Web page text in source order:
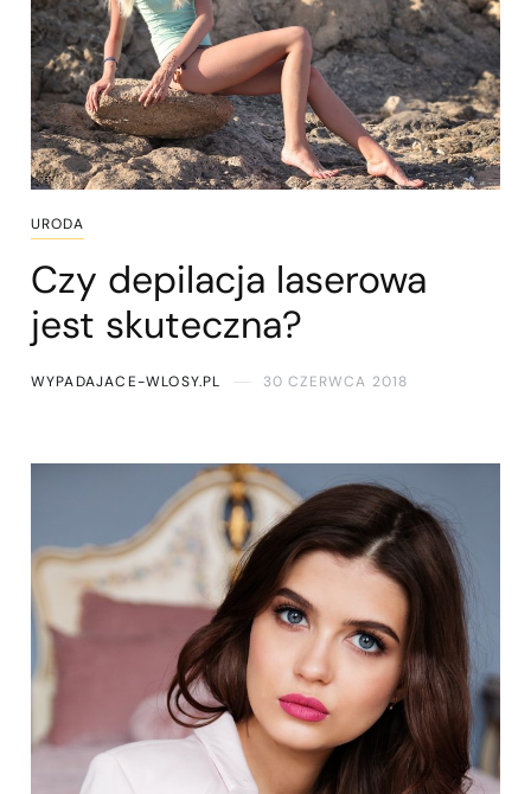
URODA
Czy depilacja laserowa
jest skuteczna?
WYPADAJACE-WLOSY.PL 30 CZERWCA 2018